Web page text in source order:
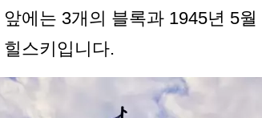
에는 3개의 블록과 1945년 5
스키입니다.